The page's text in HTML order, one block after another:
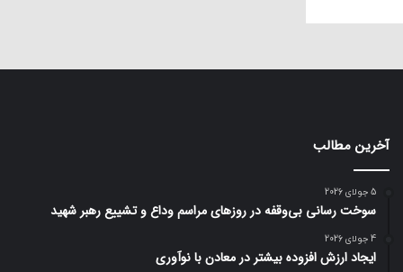
آخرین مطالب
5 جولای 2026
سوخت رسانی بی‌وقفه در روز‌های مراسم وداع و تشییع رهبر شهید
4 جولای 2026
ایجاد ارزش افزوده بیشتر در معادن با نوآوری